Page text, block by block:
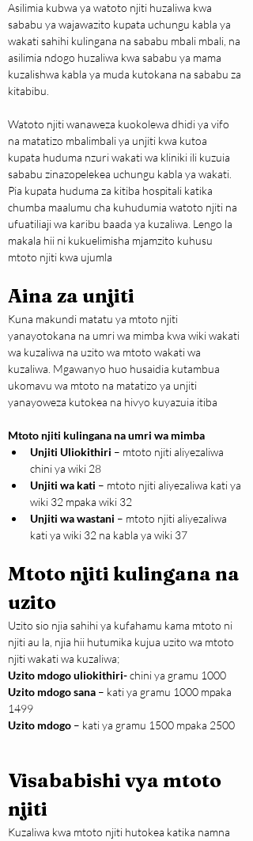
Asilimia kubwa ya watoto njiti huzaliwa kwa
sababu ya wajawazito kupata uchungu kabla ya
wakati sahihi kulingana na sababu mbali mbali, na
asilimia ndogo huzaliwa kwa sababu ya mama
kuzalishwa kabla ya muda kutokana na sababu za
kitabibu.
Watoto njiti wanaweza kuokolewa dhidi ya vifo
na matatizo mbalimbali ya unjiti kwa kutoa
kupata huduma nzuri wakati wa kliniki ili kuzuia
sababu zinazopelekea uchungu kabla ya wakati.
Pia kupata huduma za kitiba hospitali katika
chumba maalumu cha kuhudumia watoto njiti na
ufuatiliaji wa karibu baada ya kuzaliwa. Lengo la
makala hii ni kukuelimisha mjamzito kuhusu
mtoto njiti kwa ujumla
Aina za unjiti
Kuna makundi matatu ya mtoto njiti
yanayotokana na umri wa mimba kwa wiki wakati
wa kuzaliwa na uzito wa mtoto wakati wa
kuzaliwa. Mgawanyo huo husaidia kutambua
ukomavu wa mtoto na matatizo ya unjiti
yanayoweza kutokea na hivyo kuyazuia itiba
Mtoto njiti kulingana na umri wa mimba
Unjiti Uliokithiri – mtoto njiti aliyezaliwa
chini ya wiki 28
Unjiti wa kati – mtoto njiti aliyezaliwa kati ya
wiki 32 mpaka wiki 32
Unjiti wa wastani – mtoto njiti aliyezaliwa
kati ya wiki 32 na kabla ya wiki 37
Mtoto njiti kulingana na
uzito
Uzito sio njia sahihi ya kufahamu kama mtoto ni
njiti au la, njia hii hutumika kujua uzito wa mtoto
njiti wakati wa kuzaliwa;
Uzito mdogo uliokithiri- chini ya gramu 1000
Uzito mdogo sana – kati ya gramu 1000 mpaka
1499
Uzito mdogo – kati ya gramu 1500 mpaka 2500
Visababishi vya mtoto
njiti
Kuzaliwa kwa mtoto njiti hutokea katika namna